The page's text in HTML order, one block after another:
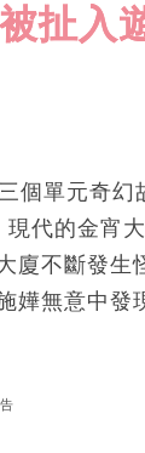
扯入
個單元奇幻
代的金宵
廈不斷發生
嬅無意中發